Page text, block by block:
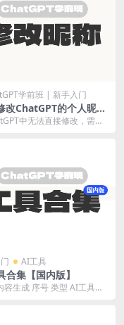
学前班 | 新手入门
改ChatGPT的个人昵
中无法直接修改，需要
AI工具
合集【国内版】
容生成 序号 类型 AI工具名